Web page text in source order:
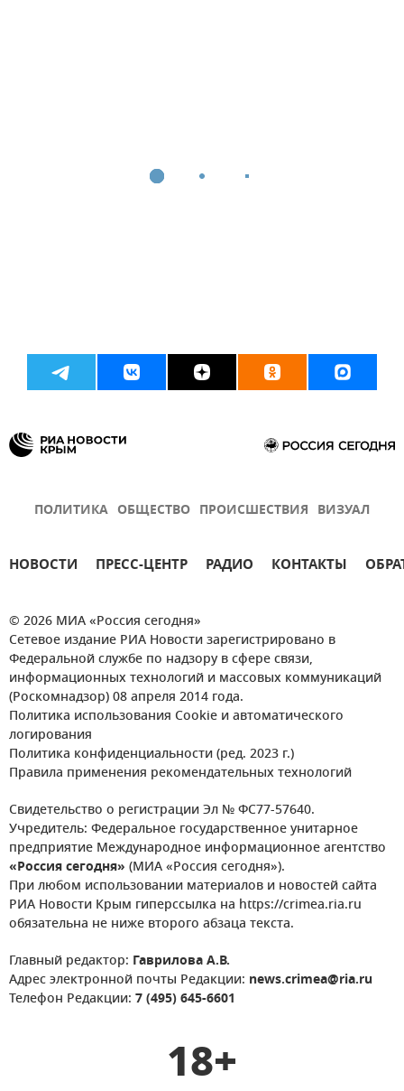
ПОЛИТИКА ОБЩЕСТВО ПРОИСШЕСТВИЯ ВИЗУАЛ
НОВОСТИ ПРЕСС-ЦЕНТР РАДИО КОНТАКТЫ
© 2026 МИА «Россия сегодня»
Сетевое издание РИА Новости зарегистрировано в
Федеральной службе по надзору в сфере связи,
информационных технологий и массовых коммуникаций
(Роскомнадзор) 08 апреля 2014 года.
Политика использования Cookie и автоматического
логирования
Политика конфиденциальности (ред. 2023 г.)
Правила применения рекомендательных технологий
Свидетельство о регистрации Эл № ФС77-57640.
Учредитель: Федеральное государственное унитарное
предприятие Международное информационное агентство
«Россия сегодня» (МИА «Россия сегодня»).
При любом использовании материалов и новостей сайта
РИА Новости Крым гиперссылка на https://crimea.ria.ru
обязательна не ниже второго абзаца текста.
Главный редактор: Гаврилова А.В.
Адрес электронной почты Редакции: news.crimea@ria.ru
Телефон Редакции: 7 (495) 645-6601
18+